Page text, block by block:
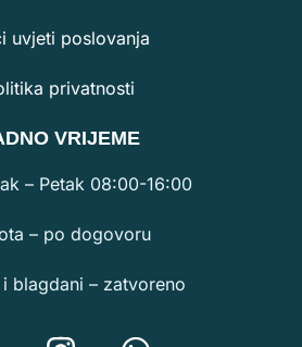
uvjeti poslovanja
privatnosti
DNO VRIJEME
– Petak 08:00-16:00
– po dogovoru
blagdani – zatvoreno